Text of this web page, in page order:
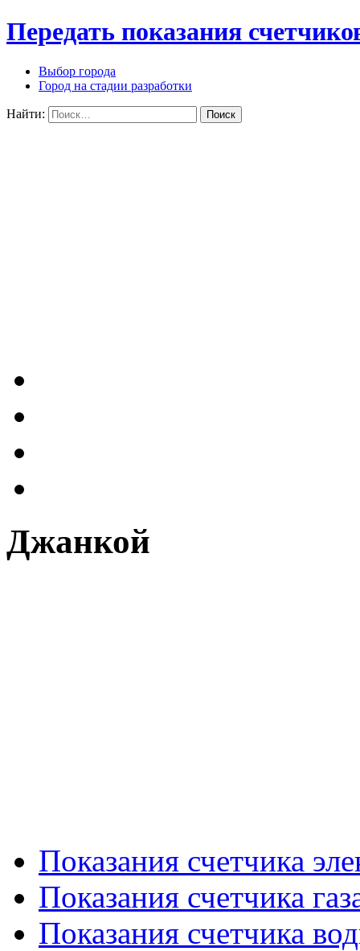
Передать показания
Выбор города
Город на стадии разработки
Найти:
Джанкой
Показания счетчика
Показания счетчика
Показания счетчика